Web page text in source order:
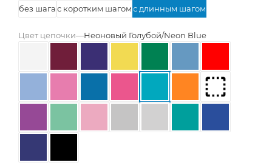
без шагас коротким шагом с длинным шагом
Цвет цепочки—Неоновый Голубой/Neon Blue